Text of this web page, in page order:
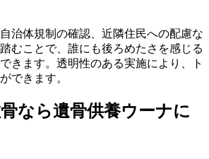
治体規制の確認、近隣住民への配慮な
むことで、誰にも後ろめたさを感じる
きます。透明性のある実施により、ト
できます。
なら遺骨供養ウーナに